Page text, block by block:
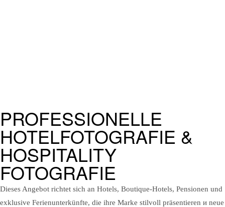
PROFESSIONELLE
HOTELFOTOGRAFIE &
HOSPITALITY
FOTOGRAFIE
Dieses Angebot richtet sich an Hotels, Boutique-Hotels, Pensionen und
exklusive Ferienunterkünfte, die ihre Marke stilvoll präsentieren и neue